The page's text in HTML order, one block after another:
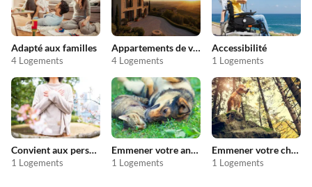
Adapté aux familles
4 Logements
Appartements de vacances pas chers
4 Logements
Accessibilité
1 Logements
Convient aux personnes allergiques
1 Logements
Emmener votre animal en vacances
1 Logements
Emmener votre chien en vacances
1 Logements